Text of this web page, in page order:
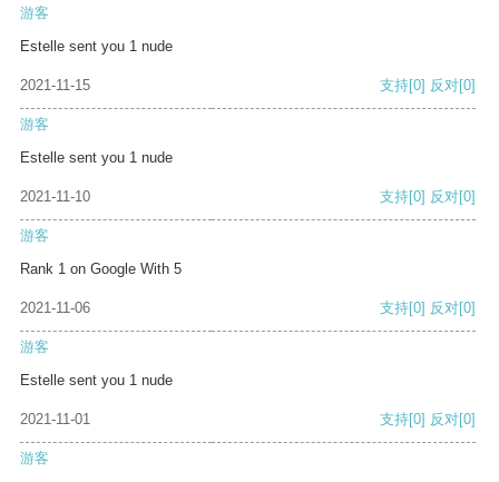
游客
Estelle sent you 1 nude
2021-11-15 支持[0] 反对[0]
游客
Estelle sent you 1 nude
2021-11-10 支持[0] 反对[0]
游客
Rank 1 on Google With 5
2021-11-06 支持[0] 反对[0]
游客
Estelle sent you 1 nude
2021-11-01 支持[0] 反对[0]
游客